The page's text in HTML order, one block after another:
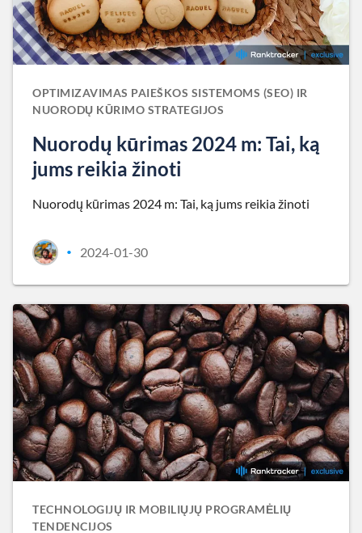
OPTIMIZAVIMAS PAIEŠKOS SISTEMOMS (SEO) IR
NUORODŲ KŪRIMO STRATEGIJOS
Nuorodų kūrimas 2024 m: Tai, ką
jums reikia žinoti
Nuorodų kūrimas 2024 m: Tai, ką jums reikia žinoti
• 2024-01-30
TECHNOLOGIJŲ IR MOBILIŲJŲ PROGRAMĖLIŲ
TENDENCIJOS